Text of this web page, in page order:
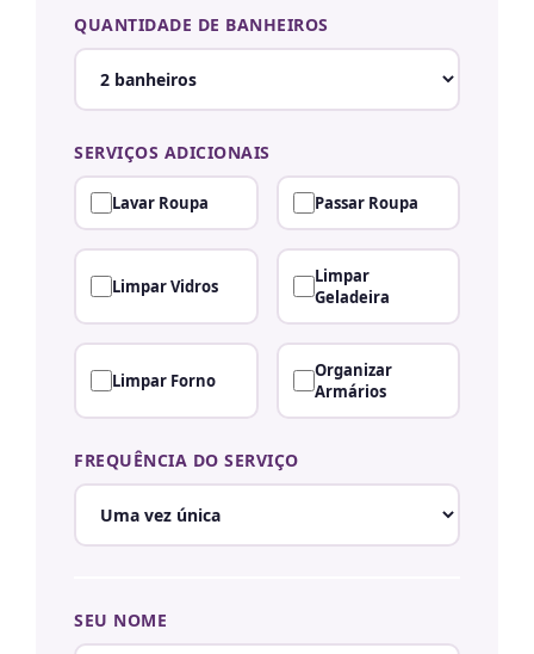
QUANTIDADE DE BANHEIROS
SERVIÇOS ADICIONAIS
Lavar Roupa Passar Roupa
Limpar Vidros
Limpar
Geladeira
Limpar Forno
Organizar
Armários
FREQUÊNCIA DO SERVIÇO
SEU NOME